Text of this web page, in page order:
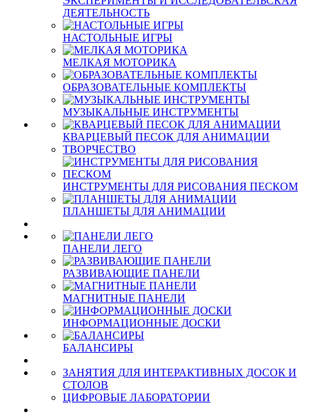
ДЕЯТЕЛЬНОСТЬ
НАСТОЛЬНЫЕ ИГРЫ
МЕЛКАЯ МОТОРИКА
ОБРАЗОВАТЕЛЬНЫЕ КОМПЛЕКТЫ
МУЗЫКАЛЬНЫЕ ИНСТРУМЕНТЫ
КВАРЦЕВЫЙ ПЕСОК ДЛЯ АНИМАЦИИ
ТВОРЧЕСТВО
ИНСТРУМЕНТЫ ДЛЯ РИСОВАНИЯ ПЕСКОМ
ПЛАНШЕТЫ ДЛЯ АНИМАЦИИ
ПАНЕЛИ ЛЕГО
РАЗВИВАЮЩИЕ ПАНЕЛИ
МАГНИТНЫЕ ПАНЕЛИ
ИНФОРМАЦИОННЫЕ ДОСКИ
БАЛАНСИРЫ
ЗАНЯТИЯ ДЛЯ ИНТЕРАКТИВНЫХ ДОСОК И
СТОЛОВ
ЦИФРОВЫЕ ЛАБОРАТОРИИ